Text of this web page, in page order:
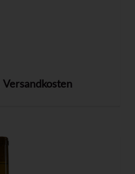
Versandkosten